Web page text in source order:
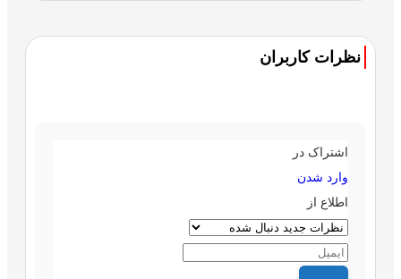
نظرات کاربران
اشتراک در
وارد شدن
اطلاع از